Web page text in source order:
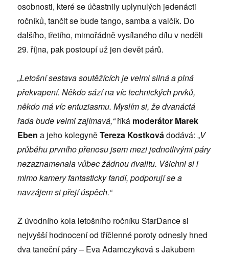
osobnosti, které se účastnily uplynulých jedenácti
ročníků, tančit se bude tango, samba a valčík. Do
dalšího, třetího, mimořádně vysílaného dílu v neděli
29. října, pak postoupí už jen devět párů.
„Letošní sestava soutěžících je velmi silná a plná
překvapení. Někdo sází na víc technických prvků,
někdo má víc entuziasmu. Myslím si, že dvanáctá
řada bude velmi zajímavá,“říká moderátor Marek
Eben a jeho kolegyněTereza Kostkovádodává: „V
průběhu prvního přenosu jsem mezi jednotlivými páry
nezaznamenala vůbec žádnou rivalitu. Všichni si i
mimo kamery fantasticky fandí, podporují se a
navzájem si přejí úspěch.“
Z úvodního kola letošního ročníku StarDance si
nejvyšší hodnocení od tříčlenné poroty odnesly hned
dva taneční páry – Eva Adamczyková s Jakubem